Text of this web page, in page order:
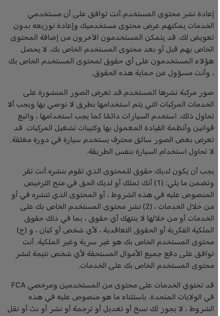
إعادة نشر محتوى المستخدم.أنت توافق على أن مستخدمي
الخدمات يمكنهم عرض محتوى مستخدميك وإعادة توزيعه بدون
تعويض لك. قد يتمكن المستخدمون الآخرون من إضافة المحتوى
الخاص بهم قبل أو بعد محتوى المستخدم الخاص بك. لا يحصل
هؤلاء المستخدمون على أي حقوق لمحتوى المستخدم الخاص بك
، وأنت مسؤول عن حماية هذه الحقوق.
صور مركبة نشرها المستخدم.قد تعرض الصور المنشورة على
الخدمات المركبات التي يتم استخدامها بطرق لا نوصي بها ويجب ألا
تحاول ذلك. استخدم السيارات دائمًا كما يجب استخدامها ، واتبع
قوانين وأنظمة القيادة المعمول بها وكتيبات تشغيل المركبات. قد
تعرض بعض الصور سائق محترف يستخدم سيارة في دورة مغلقة.
لا تحاول استخدام السيارة بنفس الطريقة.
يجب أن يكون لديك حقوق للمحتوى الذي تقوم بنشره.أنت تقر
وتضمن ما يلي: (1) أنك تملك أو لديك الحق في منح الترخيص
المنصوص عليه في هذه الشروط ، أو المحتوى الذي تنشره في أو
من خلال الخدمات ، (2) نشر محتوى المستخدم الخاص بك على
الخدمات أو من خلالها لا ينتهك أي حقوق ، بما في ذلك حقوق
الملكية الفكرية أو الحقوق التعاقدية ، لأي شخص أو كيان ، و (ج)
محتوى المستخدم الخاص بك هو غير سرية وغير الملكية. أنت
توافق على دفع جميع الأموال المستحقة لأي شخص نتيجة لنشر
محتوى المستخدم الخاص بك على الخدمات.
قد تحتوي الخدمات على محتوى من المستخدمين ومرخصي FCA
في الولايات المتحدة. باستثناء ما هو منصوص عليه في هذه
الشروط ، لا يجوز لك نسخ أو تعديل أو ترجمة أو نشر أو بث أو نقل